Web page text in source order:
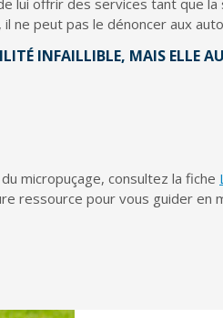
lui offrir des services tant que
ne peut pas le dénoncer aux
INFAILLIBLE, MAIS ELLE
micropuçage, consultez la fiche
ressource pour vous guider en